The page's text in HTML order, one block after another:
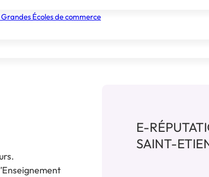
Écoles de commerce
et spécialisées dans plusieurs
E-
SAINT-